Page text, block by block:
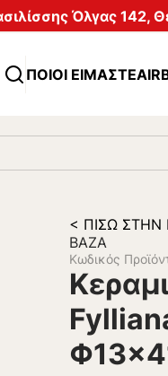
Όλγας 142,
ΠΟΙΟΙ ΕΙΜΑΣΤΕ
< ΠΊΣΩ ΣΤΗΝ
ΒΆΖΑ
Κωδικός